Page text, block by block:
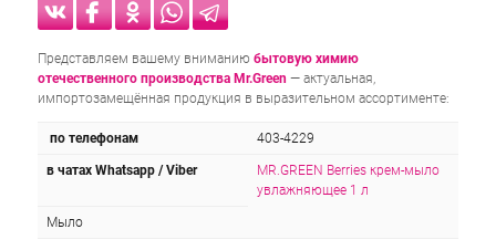
Представляем вашему вниманию бытовую химию
отечественного производства Mr.Green — актуальная,
импортозамещённая продукция в выразительном ассортименте:
по телефонам 403-4229
в чатах Whatsapp / Viber
MR.GREEN Berries крем-мыло
увлажняющее 1 л
Мыло